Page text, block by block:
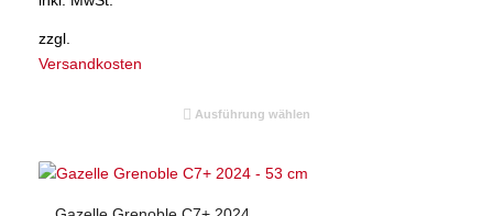
zzgl.
Versandkosten
Ausführung wählen